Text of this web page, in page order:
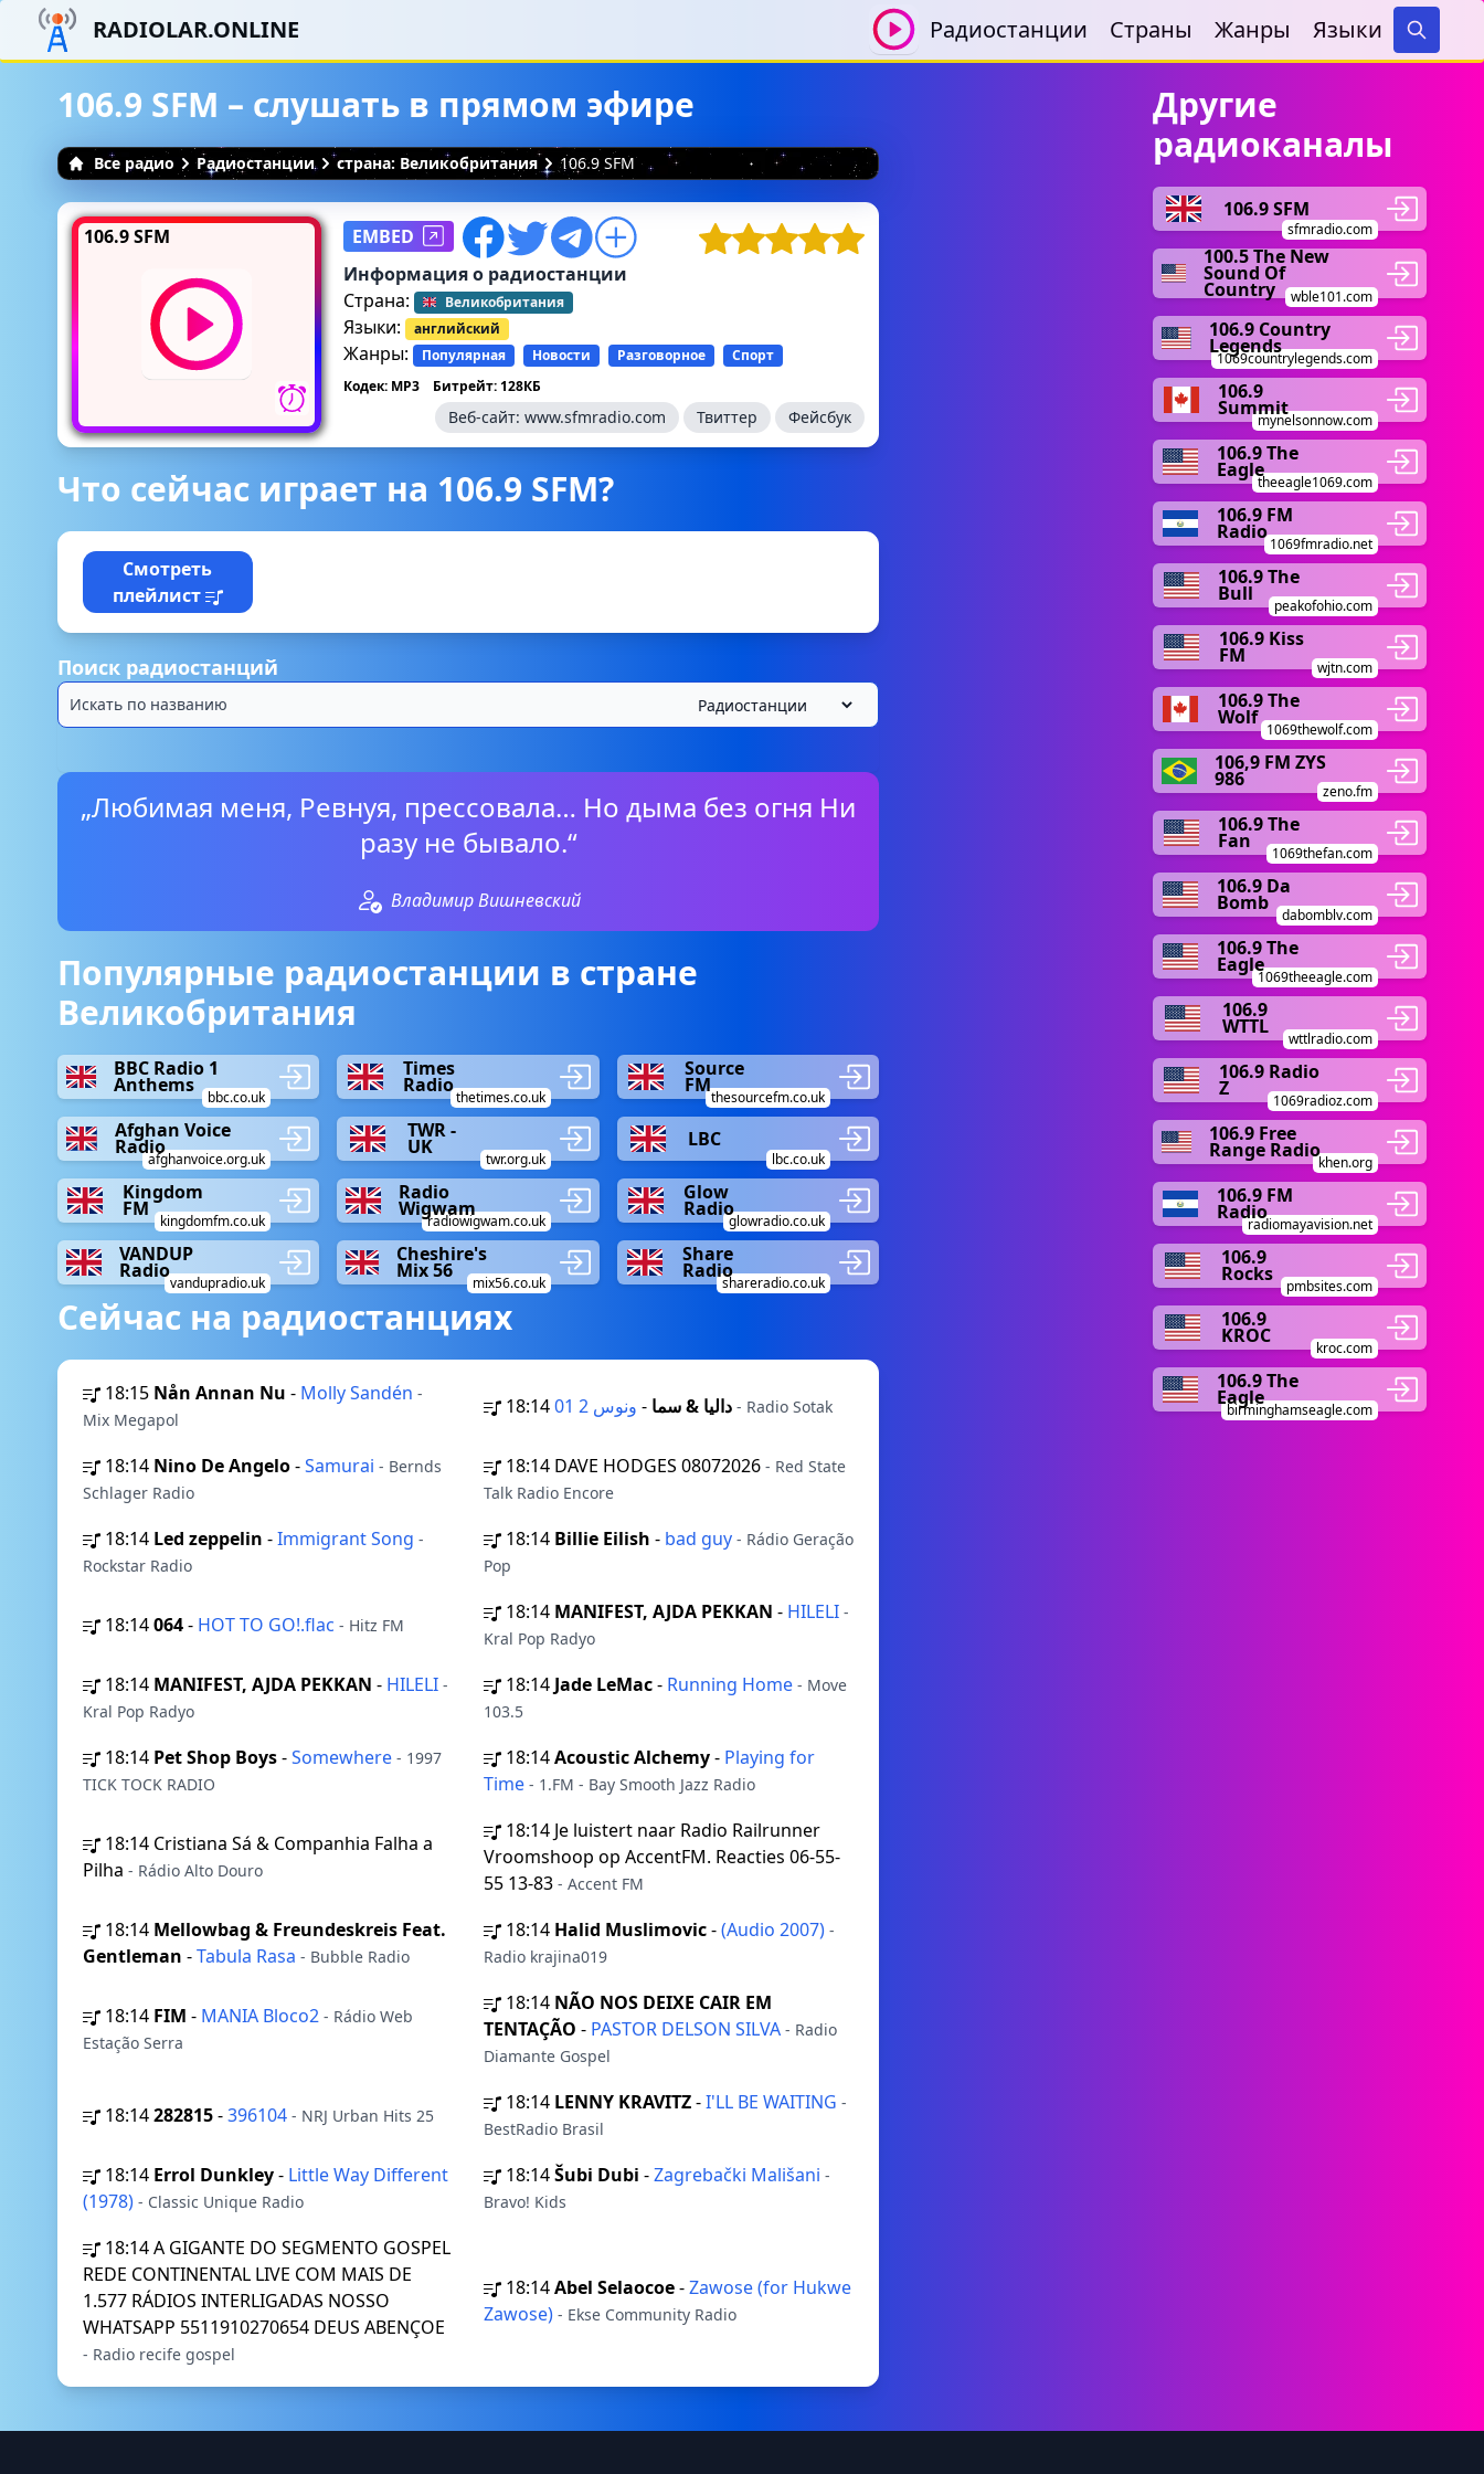
RADIOLAR.ONLINE Радиостанции Страны Жанры Языки
Search
106.9 SFM – слушать в прямом эфире
Все радио Радиостанции страна: Великобритания 106.9 SFM
106.9 SFM
EMBED
Информация о радиостанции
Страна:
Великобритания
Языки: английский
Жанры: Популярная Новости Разговорное
Спорт
Кодек: MP3
Битрейт: 128КБ
Веб-сайт: www.sfmradio.com Твиттер Фейсбук
Что сейчас играет на 106.9 SFM?
Смотреть
плейлист
Поиск радиостанций
„Любимая меня, Ревнуя, прессовала… Но дыма без огня Ни
разу не бывало.“
Владимир Вишневский
Популярные радиостанции в стране
Великобритания
BBC Radio 1
Anthems
bbc.co.uk
Times
Radio
thetimes.co.uk
Source
FM
thesourcefm.co.uk
Afghan Voice
Radio
afghanvoice.org.uk
TWR -
UK
twr.org.uk
LBC
lbc.co.uk
Kingdom
FM
kingdomfm.co.uk
Radio
Wigwam
radiowigwam.co.uk
Glow
Radio
glowradio.co.uk
VANDUP
Radio
vandupradio.uk
Cheshire's
Mix 56
mix56.co.uk
Share
Radio
shareradio.co.uk
Сейчас на радиостанциях
18:15 Nån Annan Nu - Molly Sandén -
Mix Megapol
18:14 داليا & سما - - Radio Sotak
18:14 Nino De Angelo-Samurai - Bernds
Schlager Radio
18:14 DAVE HODGES 08072026 - Red State
Talk Radio Encore
18:14 Led zeppelin -Immigrant Song -
Rockstar Radio
18:14 Billie Eilish - bad guy - Rádio Geração
Pop
18:14064- HOT TO GO!.flac - Hitz FM
18:14 MANIFEST, AJDA PEKKAN - HILELI -
Kral Pop Radyo
18:14 MANIFEST, AJDA PEKKAN - HILELI -
Kral Pop Radyo
18:14 Jade LeMac- Running Home - Move
103.5
18:14 Pet Shop Boys-Somewhere - 1997
TICK TOCK RADIO
18:14Acoustic Alchemy- Playing for
Time - 1.FM - Bay Smooth Jazz Radio
18:14 Cristiana Sá & Companhia Falha a
Pilha - Rádio Alto Douro
18:14 Je luistert naar Radio Railrunner
Vroomshoop op AccentFM. Reacties 06-55-
55 13-83 - Accent FM
18:14 Mellowbag & Freundeskreis Feat.
Gentleman -Tabula Rasa - Bubble Radio
18:14 Halid Muslimovic-(Audio 2007) -
Radio krajina019
18:14 FIM - MANIA Bloco2 - Rádio Web
Estação Serra
18:14 NÃO NOS DEIXE CAIR EM
TENTAÇÃO - PASTOR DELSON SILVA - Radio
Diamante Gospel
18:14282815-396104 - NRJ Urban Hits 25
18:14 LENNY KRAVITZ-I'LL BE WAITING -
BestRadio Brasil
18:14 Errol Dunkley- Little Way Different
(1978) - Classic Unique Radio
18:14Šubi Dubi -Zagrebački Mališani -
Bravo! Kids
18:14A GIGANTE DO SEGMENTO GOSPEL
REDE CONTINENTAL LIVE COM MAIS DE
1.577 RÁDIOS INTERLIGADAS NOSSO
WHATSAPP 5511910270654 DEUS ABENÇOE
- Radio recife gospel
18:14Abel Selaocoe-Zawose (for Hukwe
Zawose) - Ekse Community Radio
Другие
радиоканалы
106.9 SFM
sfmradio.com
100.5 The New
Sound Of
Country wble101.com
106.9 Country
Legends
1069countrylegends.com
106.9
Summit
mynelsonnow.com
106.9 The
Eagle
theeagle1069.com
106.9 FM
Radio
1069fmradio.net
106.9 The
Bull
peakofohio.com
106.9 Kiss
FM
wjtn.com
106.9 The
Wolf
1069thewolf.com
106,9 FM ZYS
986
zeno.fm
106.9 The
Fan
1069thefan.com
106.9 Da
Bomb
dabomblv.com
106.9 The
Eagle
1069theeagle.com
106.9
WTTL
wttlradio.com
106.9 Radio
Z
1069radioz.com
106.9 Free
Range Radio
khen.org
106.9 FM
Radio
radiomayavision.net
106.9
Rocks
pmbsites.com
106.9
KROC
kroc.com
106.9 The
Eagle
birminghamseagle.com